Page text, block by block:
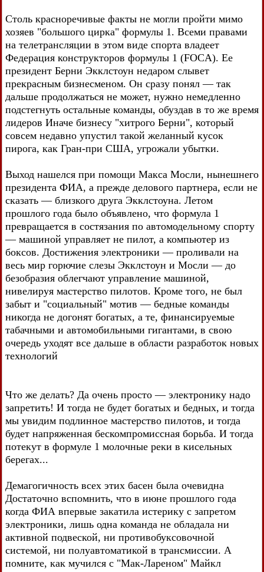
Столь красноречивые факты не могли пройти мимо
хозяев "большого цирка" формулы 1. Всеми правами
на телетрансляции в этом виде спорта владеет
Федерация конструкторов формулы 1 (FOCA). Ее
президент Берни Экклстоун недаром слывет
прекрасным бизнесменом. Он сразу понял — так
дальше продолжаться не может, нужно немедленно
подстегнуть остальные команды, обуздав в то же время
лидеров Иначе бизнесу "хитрого Берни", который
совсем недавно упустил такой желанный кусок
пирога, как Гран-при США, угрожали убытки.
Выход нашелся при помощи Макса Мосли, нынешнего
президента ФИА, а прежде делового партнера, если не
сказать — близкого друга Экклстоуна. Летом
прошлого года было объявлено, что формула 1
превращается в состязания по автомодельному спорту
— машиной управляет не пилот, а компьютер из
боксов. Достижения электроники — проливали на
весь мир горючие слезы Экклстоун и Мосли — до
безобразия облегчают управление машиной,
нивелируя мастерство пилотов. Кроме того, не был
забыт и "социальный" мотив — бедные команды
никогда не догонят богатых, а те, финансируемые
табачными и автомобильными гигантами, в свою
очередь уходят все дальше в области разработок новых
технологий
Что же делать? Да очень просто — электронику надо
запретить! И тогда не будет богатых и бедных, и тогда
мы увидим подлинное мастерство пилотов, и тогда
будет напряженная бескомпромиссная борьба. И тогда
потекут в формуле 1 молочные реки в кисельных
берегах...
Демагогичность всех этих басен была очевидна
Достаточно вспомнить, что в июне прошлого года
когда ФИА впервые закатила истерику с запретом
электроники, лишь одна команда не обладала ни
активной подвеской, ни противобуксовочной
системой, ни полуавтоматикой в трансмиссии. А
помните, как мучился с "Мак-Лареном" Майкл